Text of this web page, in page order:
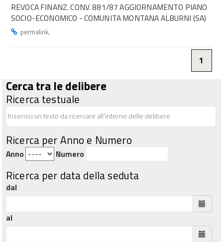
REVOCA FINANZ. CONV. 881/87 AGGIORNAMENTO PIANO
SOCIO-ECONOMICO - COMUNITA MONTANA ALBURNI (SA)
permalink.
1
Cerca tra le delibere
Ricerca testuale
Ricerca per Anno e Numero
Anno Numero
Ricerca per data della seduta
dal
al